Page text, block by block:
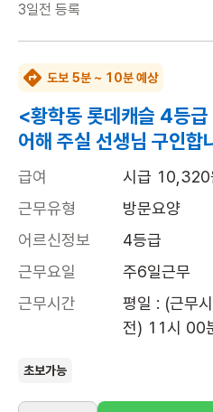
3일전 등록
도보 5분 ~ 10분 예상
<황학동 롯데캐슬 4등
어해 주실 선생님 구인합
급여
시급 10,320
근무유형
방문요양
어르신정보
4등급
근무요일
주6일근무
근무시간
평일 : (근무
전) 11시 00
초보가능